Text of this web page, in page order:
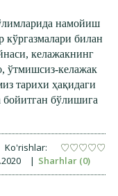
намойиш
кўргазмалари билан
келажакнинг
ўтмишсиз-келажак
тарихи ҳақидаги
бўлишига
Ko'rishlar:
| Sharhlar (0)